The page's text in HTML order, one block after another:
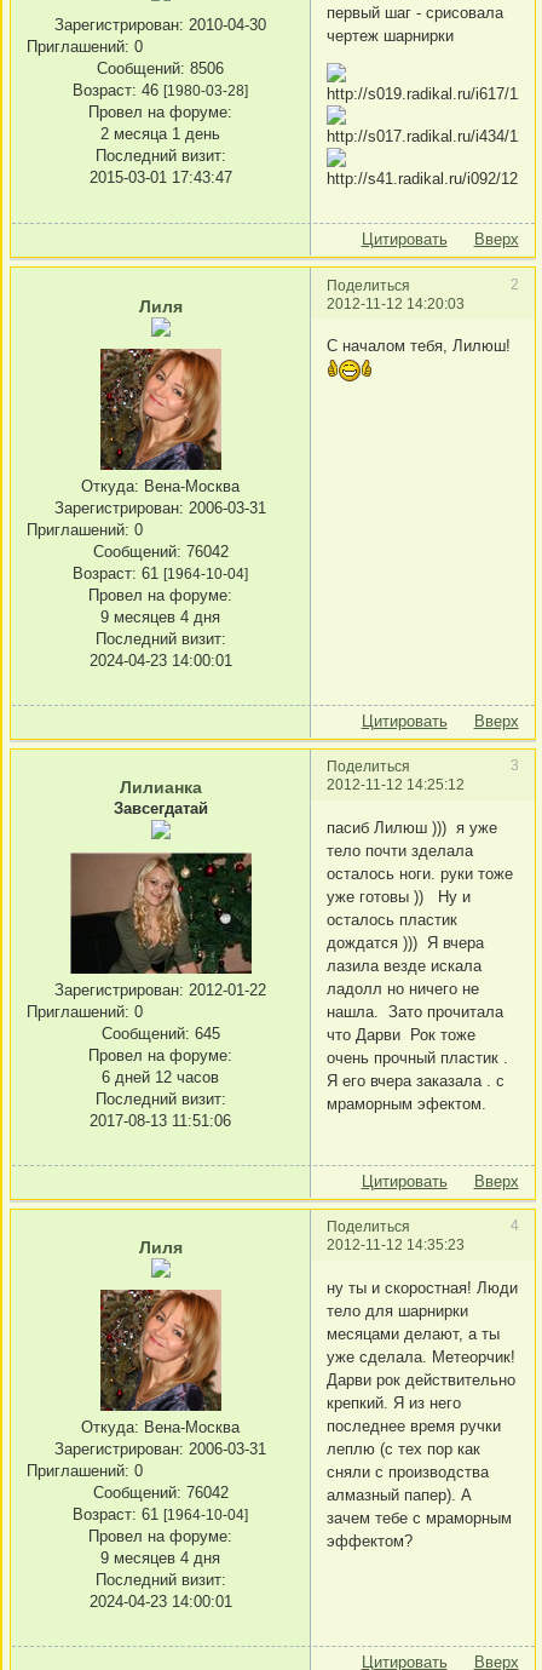
Зарегистрирован: 2010-04-30
Приглашений: 0
Сообщений: 8506
Возраст: 46 [1980-03-28]
Провел на форуме:
2 месяца 1 день
Последний визит:
2015-03-01 17:43:47
первый шаг - срисовала
чертеж шарнирки
Цитировать Вверх
Поделиться
2
2012-11-12 14:20:03
Лиля
Откуда: Вена-Москва
Зарегистрирован: 2006-03-31
Приглашений: 0
Сообщений: 76042
Возраст: 61 [1964-10-04]
Провел на форуме:
9 месяцев 4 дня
Последний визит:
2024-04-23 14:00:01
С началом тебя, Лилюш!
Цитировать Вверх
Поделиться
3
2012-11-12 14:25:12
Лилианка
Завсегдатай
Зарегистрирован: 2012-01-22
Приглашений: 0
Сообщений: 645
Провел на форуме:
6 дней 12 часов
Последний визит:
2017-08-13 11:51:06
пасиб Лилюш ))) я уже
тело почти зделала
осталось ноги. руки тоже
уже готовы )) Ну и
осталось пластик
дождатся ))) Я вчера
лазила везде искала
ладолл но ничего не
нашла. Зато прочитала
что Дарви Рок тоже
очень прочный пластик .
Я его вчера заказала . с
мраморным эфектом.
Цитировать Вверх
Поделиться
4
2012-11-12 14:35:23
Лиля
Откуда: Вена-Москва
Зарегистрирован: 2006-03-31
Приглашений: 0
Сообщений: 76042
Возраст: 61 [1964-10-04]
Провел на форуме:
9 месяцев 4 дня
Последний визит:
2024-04-23 14:00:01
ну ты и скоростная! Люди
тело для шарнирки
месяцами делают, а ты
уже сделала. Метеорчик!
Дарви рок действительно
крепкий. Я из него
последнее время ручки
леплю (с тех пор как
сняли с производства
алмазный папер). А
зачем тебе с мраморным
эффектом?
Цитировать Вверх